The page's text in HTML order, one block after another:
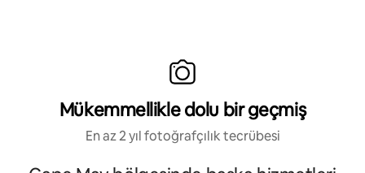
Mükemmellikle dolu bir geçmiş
En az 2 yıl fotoğrafçılık tecrübesi